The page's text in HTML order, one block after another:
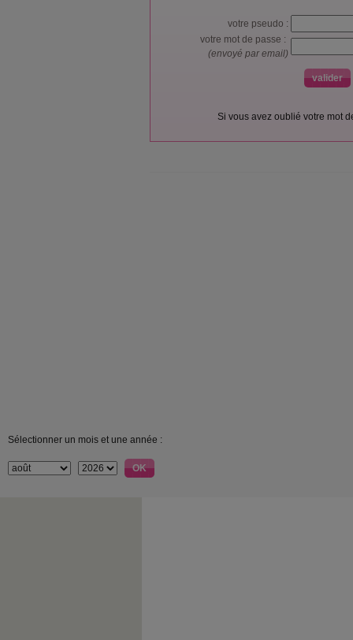
votre pseudo :
votre mot de passe :
(envoyé par email)
Si vous avez oublié votre mot
Sélectionner un mois et une année :